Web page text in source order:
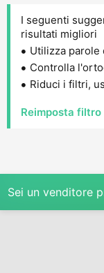
I seguenti
risultati migliori
Utilizza parole
Controlla
Riduci i filtri,
Reimposta
Sei un venditore